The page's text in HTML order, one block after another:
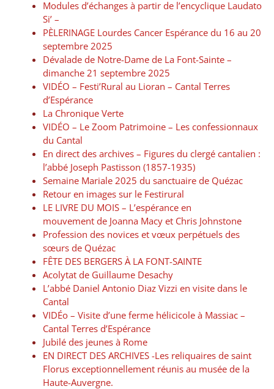
Modules d’échanges à partir de l’encyclique Laudato
Si’ –
PÈLERINAGE Lourdes Cancer Espérance du 16 au 20
septembre 2025
Dévalade de Notre-Dame de La Font-Sainte –
dimanche 21 septembre 2025
VIDÉO – Festi’Rural au Lioran – Cantal Terres
d’Espérance
La Chronique Verte
VIDÉO – Le Zoom Patrimoine – Les confessionnaux
du Cantal
En direct des archives – Figures du clergé cantalien :
l’abbé Joseph Pastisson (1857-1935)
Semaine Mariale 2025 du sanctuaire de Quézac
Retour en images sur le Festirural
LE LIVRE DU MOIS – L’espérance en
mouvement de Joanna Macy et Chris Johnstone
Profession des novices et vœux perpétuels des
sœurs de Quézac
FÊTE DES BERGERS À LA FONT-SAINTE
Acolytat de Guillaume Desachy
L’abbé Daniel Antonio Diaz Vizzi en visite dans le
Cantal
VIDÉo – Visite d’une ferme hélicicole à Massiac –
Cantal Terres d’Espérance
Jubilé des jeunes à Rome
EN DIRECT DES ARCHIVES -Les reliquaires de saint
Florus exceptionnellement réunis au musée de la
Haute-Auvergne.